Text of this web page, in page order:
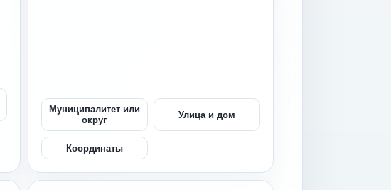
Муниципалитет или
округ
Улица и дом
Координаты